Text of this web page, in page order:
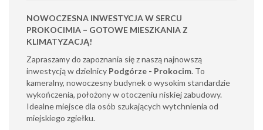
NOWOCZESNA INWESTYCJA W SERCU
PROKOCIMIA – GOTOWE MIESZKANIA Z
KLIMATYZACJĄ!
Zapraszamy do zapoznania się z naszą najnowszą
inwestycją w dzielnicy Podgórze - Prokocim. To
kameralny, nowoczesny budynek o wysokim standardzie
wykończenia, położony w otoczeniu niskiej zabudowy.
Idealne miejsce dla osób szukających wytchnienia od
miejskiego zgiełku.